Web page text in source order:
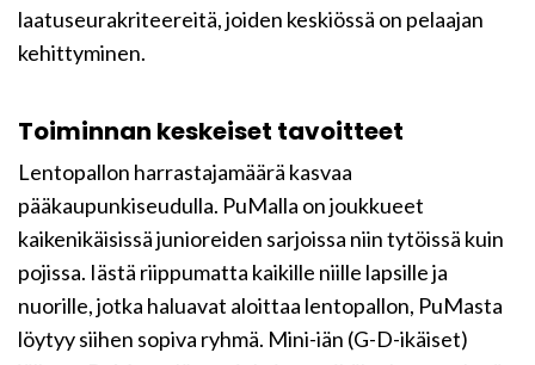
laatuseurakriteereitä, joiden keskiössä on pelaajan
kehittyminen.
Toiminnan keskeiset tavoitteet
Lentopallon harrastajamäärä kasvaa
pääkaupunkiseudulla. PuMalla on joukkueet
kaikenikäisissä junioreiden sarjoissa niin tytöissä kuin
pojissa. Iästä riippumatta kaikille niille lapsille ja
nuorille, jotka haluavat aloittaa lentopallon, PuMasta
löytyy siihen sopiva ryhmä. Mini-iän (G-D-ikäiset)